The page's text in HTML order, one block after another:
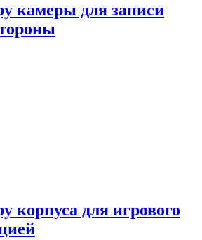
камеры для записи
корпуса для игрового